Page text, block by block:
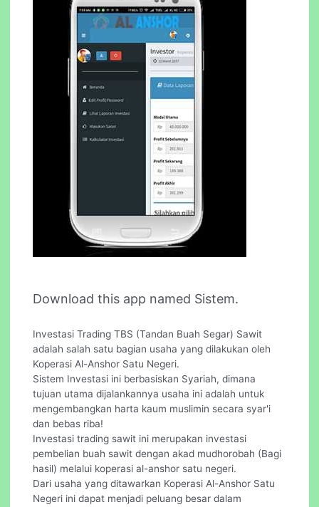
Download this app named Sistem.
Investasi Trading TBS (Tandan Buah Segar) Sawit
adalah salah satu bagian usaha yang dilakukan oleh
Koperasi Al-Anshor Satu Negeri.
Sistem Investasi ini berbasiskan Syariah, dimana
tujuan utama dijalankannya usaha ini adalah untuk
mengembangkan harta kaum muslimin secara syar'i
dan bebas riba!
Investasi trading sawit ini merupakan investasi
pembelian buah sawit dengan akad mudhorobah (Bagi
hasil) melalui koperasi al-anshor satu negeri.
Dari usaha yang ditawarkan Koperasi Al-Anshor Satu
Negeri ini dapat menjadi peluang besar dalam